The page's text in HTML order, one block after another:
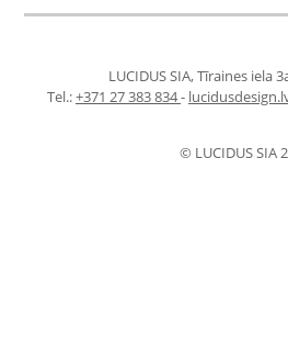
LUCIDUS SIA, Tīraines iela
Tel.:+371 27 383 834-
© LUCIDUS SIA